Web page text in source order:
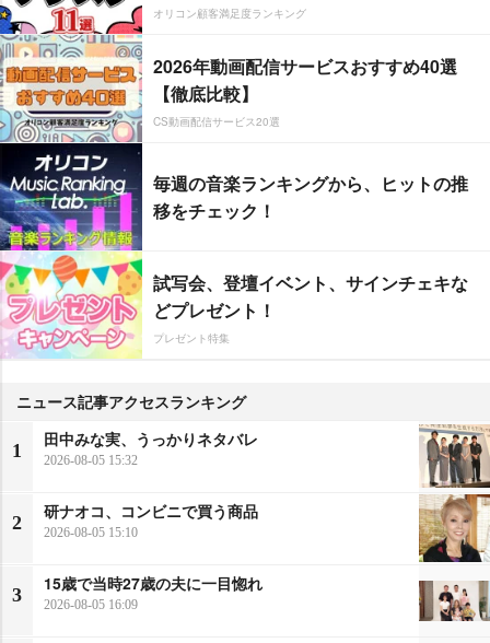
オリコン顧客満足度ランキング
2026年動画配信サービスおすすめ40選
【徹底比較】
CS動画配信サービス20選
毎週の音楽ランキングから、ヒットの推
移をチェック！
試写会、登壇イベント、サインチェキな
どプレゼント！
プレゼント特集
ニュース記事アクセスランキング
1
田中みな実、うっかりネタバレ
2026-08-05 15:32
2
研ナオコ、コンビニで買う商品
2026-08-05 15:10
3
15歳で当時27歳の夫に一目惚れ
2026-08-05 16:09